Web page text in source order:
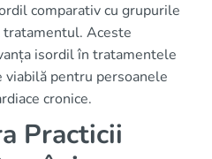
comparativ cu grupurile
Aceste
isordil în tratamentele
pentru persoanele
cronice.
Practicii